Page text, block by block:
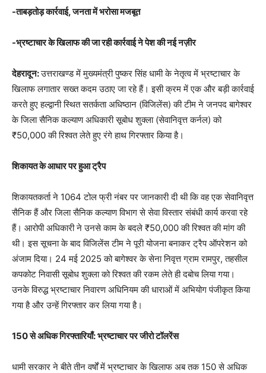
-ताबड़तोड़ कार्रवाई, जनता में भरोसा मजबूत
-भ्रष्टाचार के खिलाफ की जा रही कार्रवाई ने पेश की नई नज़ीर
देहरादून:उत्तराखण्ड में मुख्यमंत्री पुष्कर सिंह धामी के नेतृत्व में भ्रष्टाचार के
खिलाफ लगातार सख्त कदम उठाए जा रहे हैं। इसी क्रम में एक और बड़ी कार्रवाई
करते हुए हल्द्वानी स्थित सतर्कता अधिष्ठान (विजिलेंस) की टीम ने जनपद बागेश्वर
के जिला सैनिक कल्याण अधिकारी सूबोध शुक्ला (सेवानिवृत्त कर्नल) को
₹50,000 की रिश्वत लेते हुए रंगे हाथ गिरफ्तार किया है।
शिकायत के आधार पर हुआ ट्रैप
शिकायतकर्ता ने 1064 टोल फ्री नंबर पर जानकारी दी थी कि वह एक सेवानिवृत्त
सैनिक हैं और जिला सैनिक कल्याण विभाग से सेवा विस्तार संबंधी कार्य करवा रहे
हैं। आरोपी अधिकारी ने उनसे काम के बदले ₹50,000 की रिश्वत की मांग की
थी। इस सूचना के बाद विजिलेंस टीम ने पूरी योजना बनाकर ट्रैप ऑपरेशन को
अंजाम दिया। 24 मई 2025 को बागेश्वर के सेना निवृत्त ग्राम रामपुर, तहसील
कपकोट निवासी सूबोध शुक्ला को रिश्वत की रकम लेते ही दबोच लिया गया।
उनके विरुद्ध भ्रष्टाचार निवारण अधिनियम की धाराओं में अभियोग पंजीकृत किया
गया है और उन्हें गिरफ्तार कर लिया गया है।
150 से अधिक गिरफ्तारियाँ: भ्रष्टाचार पर जीरो टॉलरेंस
धामी सरकार ने बीते तीन वर्षों में भ्रष्टाचार के खिलाफ अब तक 150 से अधिक